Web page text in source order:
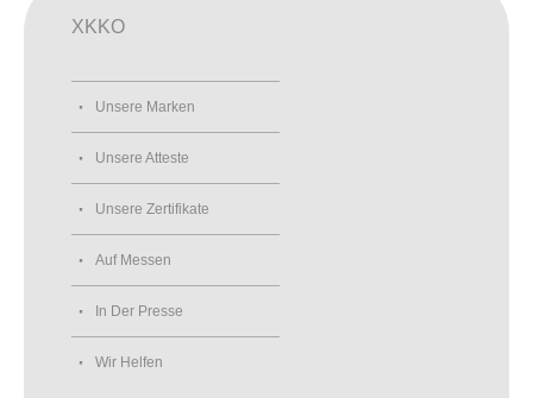
XKKO
Unsere Marken
Unsere Atteste
Unsere Zertifikate
Auf Messen
In Der Presse
Wir Helfen